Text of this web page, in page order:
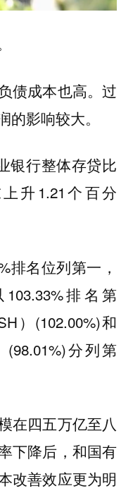
债成本也高。过
影响较大。
银行整体存贷比
升1.21个百分
排名位列第一，
排名第
）(102.00%)和
分列第
在四五万亿至八
下降后，和国有
改善效应更为明